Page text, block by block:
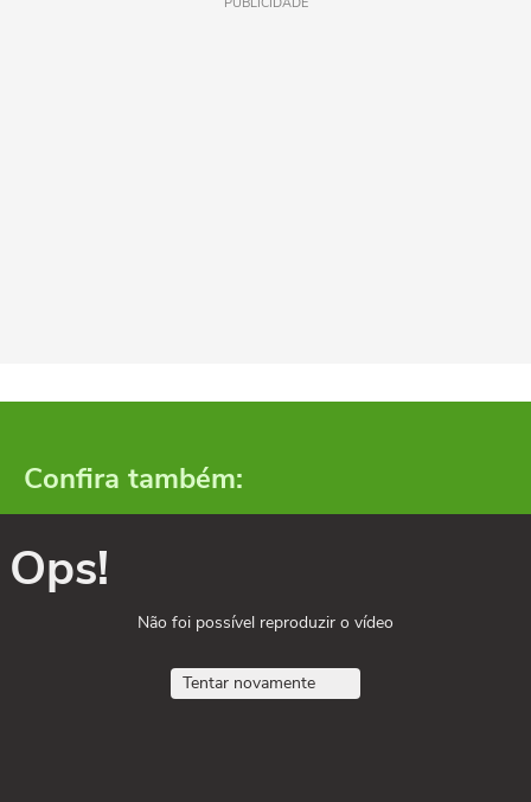
Confira também:
Ops!
Não foi possível reproduzir o vídeo
Tentar novamente